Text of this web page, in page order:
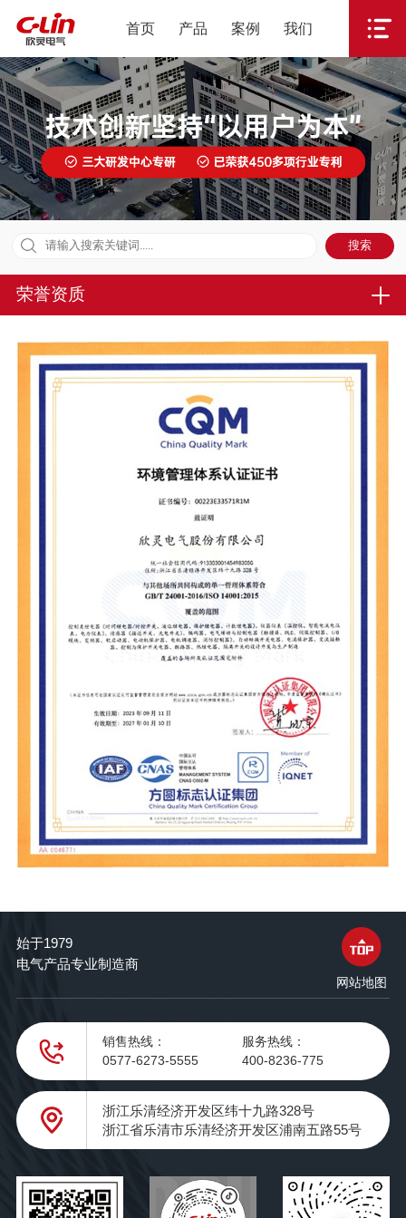
首页 产品 案例 我们
荣誉资质
始于1979
电气产品专业制造商
网站地图
销售热线：
0577-6273-5555
服务热线：
400-8236-775
浙江乐清经济开发区纬十九路328号
浙江省乐清市乐清经济开发区浦南五路55号